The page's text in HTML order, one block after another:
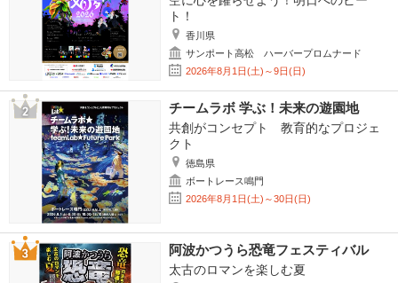
ト！
香川県
サンポート高松 ハーバープロムナード
2026年8月1日(土)～9日(日)
チームラボ 学ぶ！未来の遊園地
共創がコンセプト 教育的なプロジェ
クト
徳島県
ボートレース鳴門
2026年8月1日(土)～30日(日)
阿波かつうら恐竜フェスティバル
太古のロマンを楽しむ夏